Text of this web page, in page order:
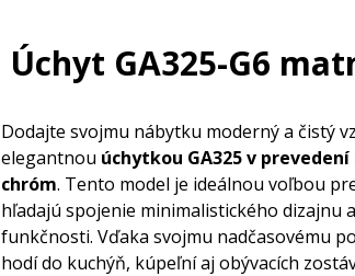
Úchyt GA325-G6
Dodajte svojmu nábytku moderný a čistý
elegantnou úchytkou GA325 v
chróm. Tento model je ideálnou voľbou
hľadajú spojenie minimalistického dizajnu
funkčnosti. Vďaka svojmu nadčasovému
hodí do kuchýň, kúpeľní aj obývacích